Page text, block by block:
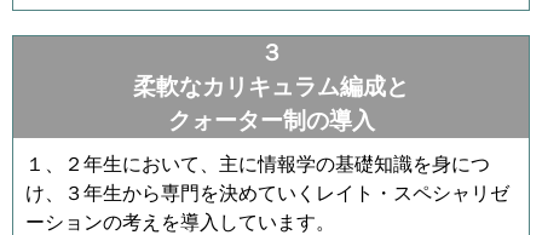
３
柔軟なカリキュラム編成と
クォーター制の導入
１、２年生において、主に情報学の基礎知識を身につ
け、３年生から専門を決めていくレイト・スペシャリゼ
ーションの考えを導入しています。